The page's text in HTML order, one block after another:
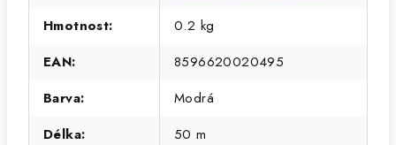
Hmotnost:
0.2 kg
EAN:
8596620020495
Barva:
Modrá
Délka:
50 m